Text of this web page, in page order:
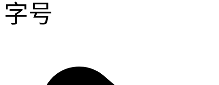
字号